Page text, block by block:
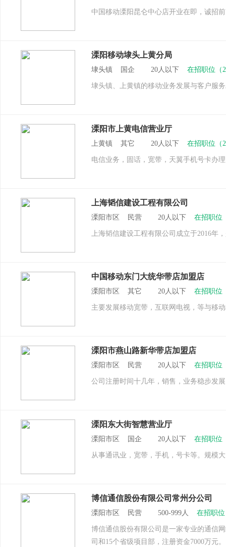
中国移动溧阳昆仑中心店开业在即，诚招
溧阳移动埭头上黄分局
埭头镇 国企 20人以下 在招职位（
埭头镇、上黄镇的移动业务发展与客户服
溧阳市上黄电信营业厅
上黄镇 其它 20人以下 在招职位（
电信业务，固话，宽带，天翼手机号卡办
上海韬信建设工程有限公司
溧阳市区 民营 20人以下 在招职位
上海韬信建设工程有限公司成立于2016年
中国移动东门大统华带店加盟店
溧阳市区 其它 20人以下 在招职位
主要发展移动宽带，互联网电视，等与移
溧阳市燕山路新华带店加盟店
溧阳市区 民营 20人以下 在招职位
公司注册时间十几年，销售，业务稳步发
溧阳东大街智慧营业厅
溧阳市区 国企 20人以下 在招职位
从事通讯业，宽带，手机，号卡等。规模
博信通信股份有限公司常州分公司
溧阳市区 民营 500-999人 在招职
博信通信股份有限公司是一家专业的通信
司和15个省级项目部，注册资金7000万元